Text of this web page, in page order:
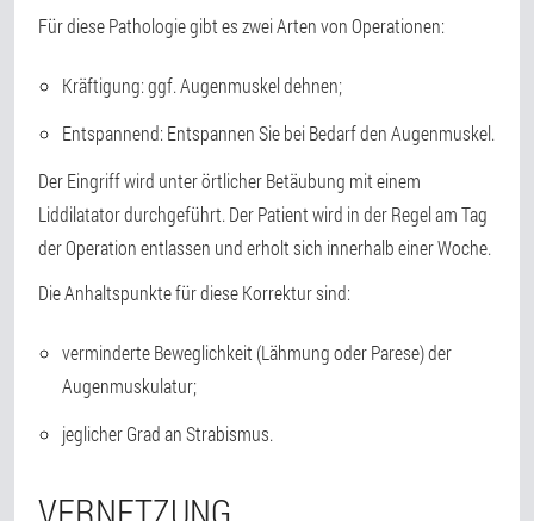
Für diese Pathologie gibt es zwei Arten von Operationen:
Kräftigung: ggf. Augenmuskel dehnen;
Entspannend: Entspannen Sie bei Bedarf den Augenmuskel.
Der Eingriff wird unter örtlicher Betäubung mit einem
Liddilatator durchgeführt. Der Patient wird in der Regel am Tag
der Operation entlassen und erholt sich innerhalb einer Woche.
Die Anhaltspunkte für diese Korrektur sind:
verminderte Beweglichkeit (Lähmung oder Parese) der
Augenmuskulatur;
jeglicher Grad an Strabismus.